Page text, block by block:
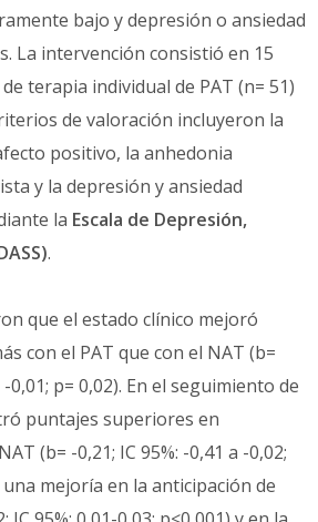
bajo y depresión o ansiedad
La intervención consistió en 15
terapia individual de PAT (n= 51)
de valoración incluyeron la
positivo, la anhedonia
y la depresión y ansiedad
la Escala de Depresión,
.
que el estado clínico mejoró
con el PAT que con el NAT (b=
-0,01; p= 0,02). En el seguimiento de
puntajes superiores en
(b= -0,21; IC 95%: -0,41 a -0,02;
una mejoría en la anticipación de